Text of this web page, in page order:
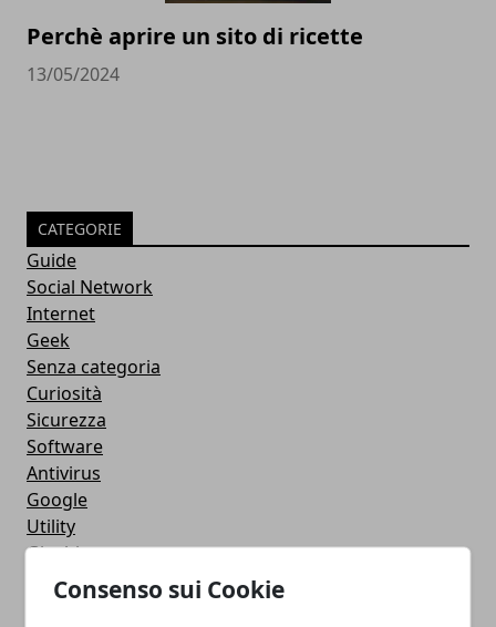
Consenso sui Cookie
Perchè aprire un sito di ricette
13/05/2024
CATEGORIE
Guide
Social Network
Internet
Geek
Senza categoria
Curiosità
Sicurezza
Software
Antivirus
Google
Utility
Giochi
Servizi online
Eventi